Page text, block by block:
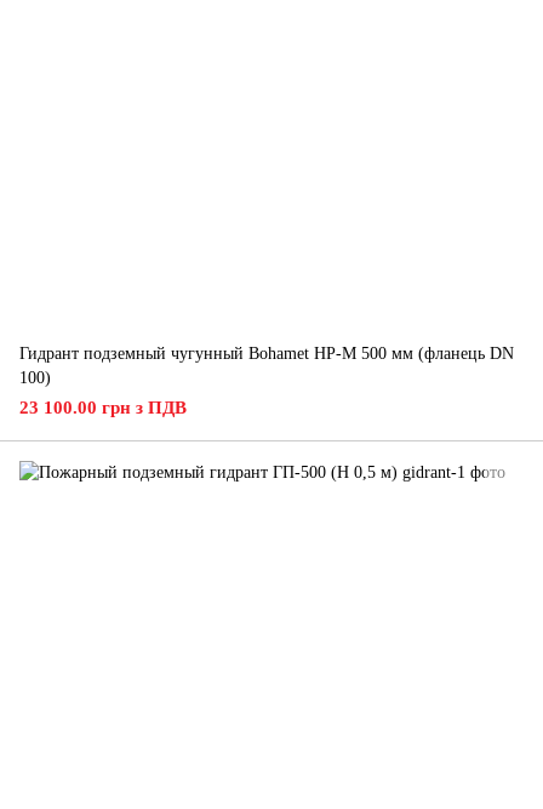
Гидрант подземный чугунный Bohamet HP-M 500 мм (фланець DN
100)
23 100.00 грн з ПДВ